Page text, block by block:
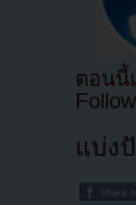
ตอนนี้
แบ่ง